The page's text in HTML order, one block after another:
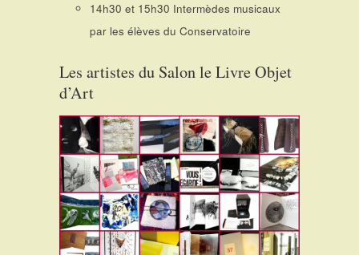
14h30 et 15h30 Intermèdes musicaux
par les élèves du Conservatoire
Les artistes du Salon le Livre Objet
d’Art